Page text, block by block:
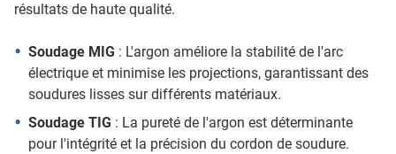
résultats de haute qualité.
Soudage MIG : L'argon améliore la stabilité de l'arc
électrique et minimise les projections, garantissant des
soudures lisses sur différents matériaux.
Soudage TIG : La pureté de l'argon est déterminante
pour l'intégrité et la précision du cordon de soudure.